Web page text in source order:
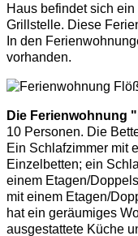
Haus befindet sich
Grillstelle. Diese
In den
vorhanden.
Die Ferienwohnung
10 Personen. Die
Ein Schlafzimmer mit
Einzelbetten; ein
einem Etagen/
mit einem Etagen/
hat ein geräumiges
ausgestattete Küche